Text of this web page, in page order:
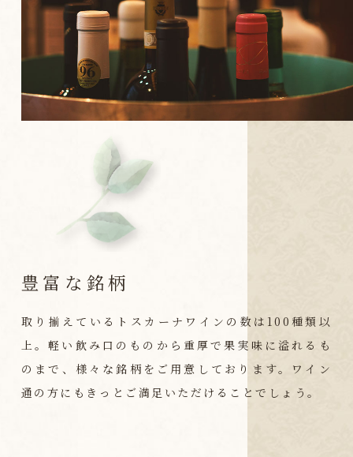
豊富な銘柄
取り揃えているトスカーナワインの数は100種類以
上。軽い飲み口のものから重厚で果実味に溢れるも
のまで、様々な銘柄をご用意しております。ワイン
通の方にもきっとご満足いただけることでしょう。